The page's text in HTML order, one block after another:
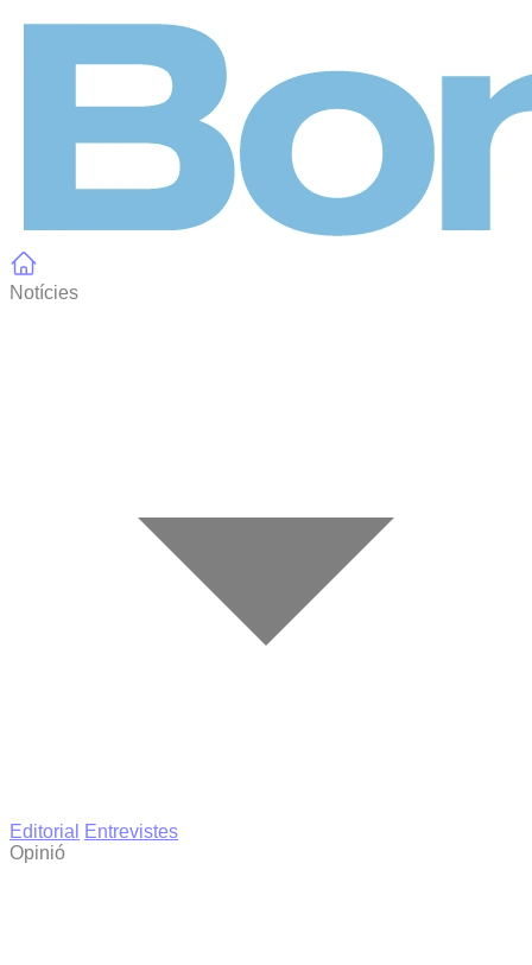
Notícies
Editorial
Entrevistes
Opinió